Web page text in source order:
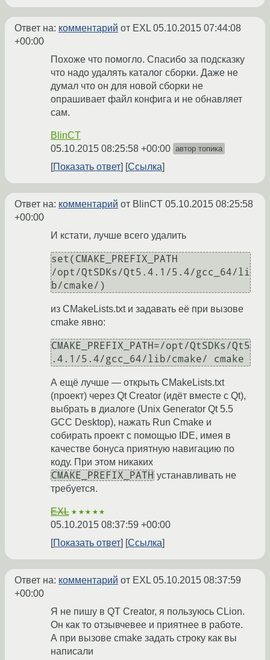
Ответ на: комментарий от EXL05.10.2015 07:44:08
+00:00
Похоже что помогло. Спасибо за подсказку
что надо удалять каталог сборки. Даже не
думал что он для новой сборки не
опрашивает файл конфига и не обнавляет
сам.
BlinCT
05.10.2015 08:25:58 +00:00 автор топика
Показать ответ Ссылка
Ответ на: комментарий от BlinCT 05.10.2015 08:25:58
+00:00
И кстати, лучше всего удалить
set(CMAKE_PREFIX_PATH
/opt/QtSDKs/Qt5.4.1/5.4/gcc_64/li
b/cmake/)
из CMakeLists.txt и задавать её при вызове
cmake явно:
CMAKE_PREFIX_PATH=/opt/QtSDKs/Qt5
.4.1/5.4/gcc_64/lib/cmake/ cmake
А ещё лучше — открыть CMakeLists.txt
(проект) через Qt Creator (идёт вместе с Qt),
выбрать в диалоге (Unix Generator Qt 5.5
GCC Desktop), нажать Run Cmake и
собирать проект с помощью IDE, имея в
качестве бонуса приятную навигацию по
коду. При этом никаких
CMAKE_PREFIX_PATH устанавливать не
требуется.
EXL ★★★★★
05.10.2015 08:37:59 +00:00
Показать ответ
Ссылка
Ответ на: комментарий от EXL05.10.2015 08:37:59
+00:00
Я не пишу в QT Creator, я пользуюсь CLion.
Он как то отзывчевее и приятнее в работе.
А при вызове cmake задать строку как вы
написали